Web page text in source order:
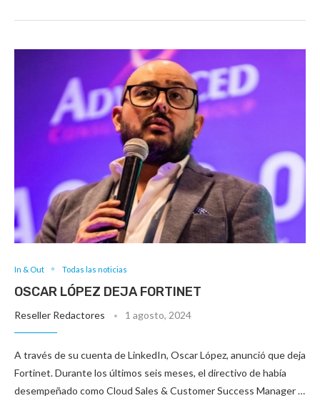
In & Out Todas las noticias
OSCAR LÓPEZ DEJA FORTINET
Reseller Redactores 1 agosto, 2024
A través de su cuenta de LinkedIn, Oscar López, anunció que deja
Fortinet. Durante los últimos seis meses, el directivo de había
desempeñado como Cloud Sales & Customer Success Manager …